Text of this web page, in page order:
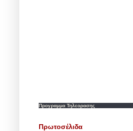
Προγραμμα Τηλεορασης
Πρωτοσέλιδα